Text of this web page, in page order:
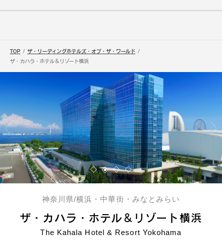
TOP
ザ・リーディングホテルズ・オブ・ザ・ワールド
ザ・カハラ・ホテル＆リゾート横浜
神奈川県/横浜・中華街・みなとみらい
ザ・カハラ・ホテル＆リゾート横浜
The Kahala Hotel & Resort Yokohama